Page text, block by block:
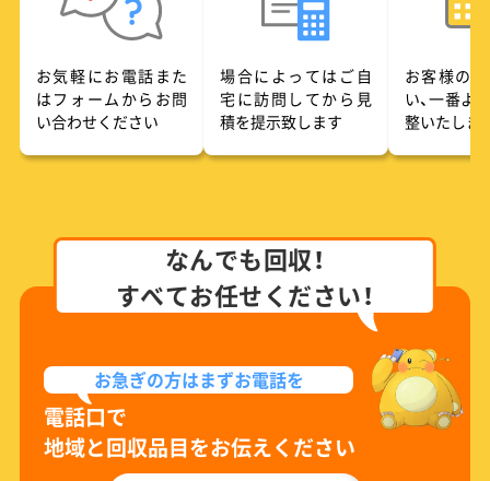
お気軽にお電話また
はフォームからお問
い合わせください
場合によってはご自
宅に訪問してから見
積を提示致します
お客様の
い、一番よ
整いたしま
なんでも回収！
すべてお任せください！
お急ぎの方はまずお電話を
電話口で
地域と回収品目をお伝えください